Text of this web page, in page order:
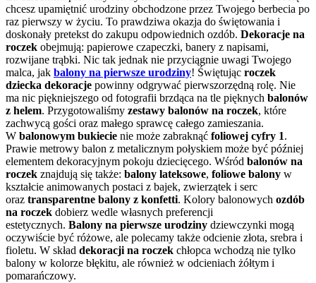
chcesz upamiętnić urodziny obchodzone przez Twojego berbecia po
raz pierwszy w życiu. To prawdziwa okazja do świętowania i
doskonały pretekst do zakupu odpowiednich ozdób. Dekoracje na
roczek obejmują: papierowe czapeczki, banery z napisami,
rozwijane trąbki. Nic tak jednak nie przyciągnie uwagi Twojego
malca, jak balony na pierwsze urodziny! Świętując roczek
dziecka dekoracje powinny odgrywać pierwszorzędną rolę. Nie
ma nic piękniejszego od fotografii brzdąca na tle pięknych balonów
z helem. Przygotowaliśmy zestawy balonów na roczek, które
zachwycą gości oraz małego sprawcę całego zamieszania.
W balonowym bukiecie nie może zabraknąć foliowej cyfry 1.
Prawie metrowy balon z metalicznym połyskiem może być później
elementem dekoracyjnym pokoju dziecięcego. Wśród balonów na
roczek znajdują się także: balony lateksowe, foliowe balony w
kształcie animowanych postaci z bajek, zwierzątek i serc
oraz transparentne balony z konfetti. Kolory balonowych ozdób
na roczek dobierz wedle własnych preferencji
estetycznych. Balony na pierwsze urodziny dziewczynki mogą
oczywiście być różowe, ale polecamy także odcienie złota, srebra i
fioletu. W skład dekoracji na roczek chłopca wchodzą nie tylko
balony w kolorze błękitu, ale również w odcieniach żółtym i
pomarańczowy.